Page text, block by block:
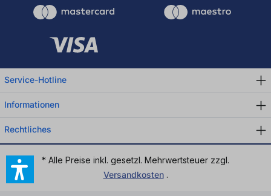
Service-Hotline
Informationen
Rechtliches
* Alle Preise inkl. gesetzl. Mehrwertsteuer zzgl.
Versandkosten.